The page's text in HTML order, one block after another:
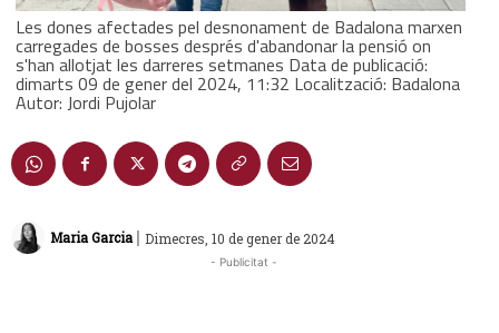
Les dones afectades pel desnonament de Badalona marxen
carregades de bosses després d'abandonar la pensió on
s'han allotjat les darreres setmanes Data de publicació:
dimarts 09 de gener del 2024, 11:32 Localització: Badalona
Autor: Jordi Pujolar
Maria Garcia | Dimecres, 10 de gener de 2024
- Publicitat -